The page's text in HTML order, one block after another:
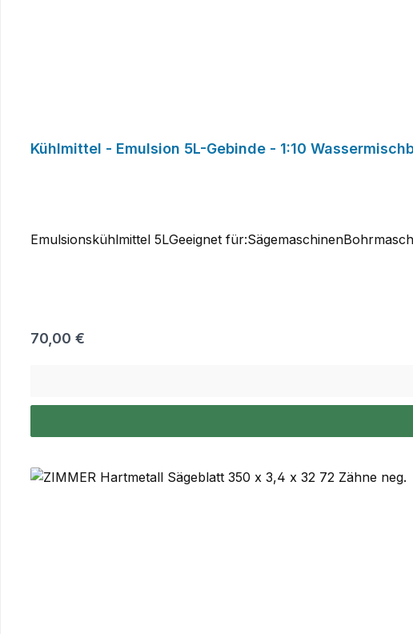
Kühlmittel - Emulsion 5L-Gebinde - 1:10
Emulsionskühlmittel 5LGeeignet
Regulärer Preis:
70,00 €